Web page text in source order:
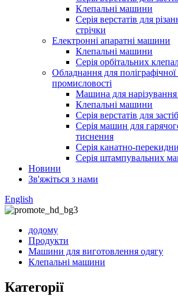
Клепальні машини
Серія верстатів для
стрічки
Електронні апаратні машини
Клепальні машини
Серія орбітальних
Обладнання для поліграфічної
промисловості
Машина для
Клепальні машини
Серія верстатів для
Серія машин для
тиснення
Серія канатно-
Серія штампувальних
Новини
Зв'яжіться з нами
English
додому
Продукти
Машини для виготовлення одягу
Клепальні машини
Категорії